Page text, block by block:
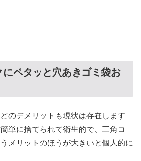
にペタッと穴あきゴミ袋お
のデメリットも現状は存在します
単に捨てられて衛生的で、三角コー
メリットのほうが大きいと個人的に